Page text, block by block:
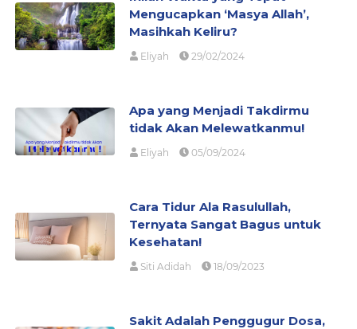
Mengucapkan ‘Masya Allah’,
Masihkah Keliru?
Eliyah 29/02/2024
Apa yang Menjadi Takdirmu
tidak Akan Melewatkanmu!
Eliyah 05/09/2024
Cara Tidur Ala Rasulullah,
Ternyata Sangat Bagus untuk
Kesehatan!
Siti Adidah 18/09/2023
Sakit Adalah Penggugur Dosa,